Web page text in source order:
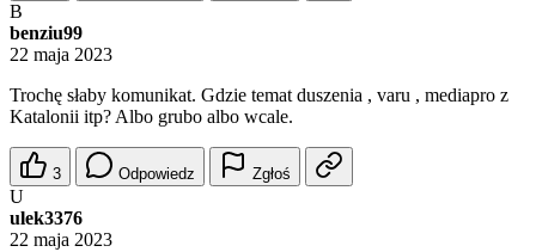
B
benziu99
22 maja 2023
Trochę słaby komunikat. Gdzie temat duszenia , varu , mediapro z
Katalonii itp? Albo grubo albo wcale.
3 Odpowiedz Zgłoś
U
ulek3376
22 maja 2023